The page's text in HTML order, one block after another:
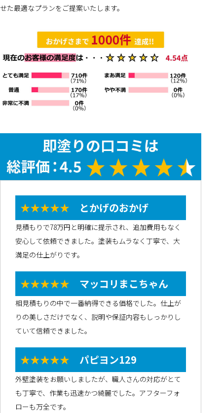
せた最適なプランをご提案いたします。
★★★★★ とかげのおかげ
見積もりで78万円と明確に提示され、追加費用もなく
安心して依頼できました。塗装もムラなく丁寧で、大
満足の仕上がりです。
★★★★★ マッコリまこちゃん
相見積もりの中で一番納得できる価格でした。仕上が
りの美しさだけでなく、説明や保証内容もしっかりし
ていて信頼できました。
★★★★★ パピヨン129
外壁塗装をお願いしましたが、職人さんの対応がとて
も丁寧で、作業も迅速かつ綺麗でした。アフターフォ
ローも万全です。